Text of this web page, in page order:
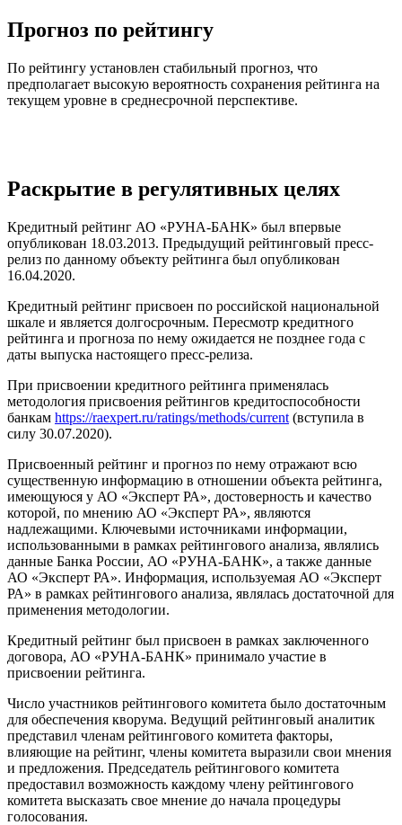
Прогноз по рейтингу
По рейтингу установлен стабильный прогноз, что
предполагает высокую вероятность сохранения рейтинга на
текущем уровне в среднесрочной перспективе.
Раскрытие в регулятивных целях
Кредитный рейтинг АО «РУНА-БАНК» был впервые
опубликован 18.03.2013. Предыдущий рейтинговый пресс-
релиз по данному объекту рейтинга был опубликован
16.04.2020.
Кредитный рейтинг присвоен по российской национальной
шкале и является долгосрочным. Пересмотр кредитного
рейтинга и прогноза по нему ожидается не позднее года с
даты выпуска настоящего пресс-релиза.
При присвоении кредитного рейтинга применялась
методология присвоения рейтингов кредитоспособности
банкам https://raexpert.ru/ratings/methods/current (вступила в
силу 30.07.2020).
Присвоенный рейтинг и прогноз по нему отражают всю
существенную информацию в отношении объекта рейтинга,
имеющуюся у АО «Эксперт РА», достоверность и качество
которой, по мнению АО «Эксперт РА», являются
надлежащими. Ключевыми источниками информации,
использованными в рамках рейтингового анализа, являлись
данные Банка России, АО «РУНА-БАНК», а также данные
АО «Эксперт РА». Информация, используемая АО «Эксперт
РА» в рамках рейтингового анализа, являлась достаточной для
применения методологии.
Кредитный рейтинг был присвоен в рамках заключенного
договора, АО «РУНА-БАНК» принимало участие в
присвоении рейтинга.
Число участников рейтингового комитета было достаточным
для обеспечения кворума. Ведущий рейтинговый аналитик
представил членам рейтингового комитета факторы,
влияющие на рейтинг, члены комитета выразили свои мнения
и предложения. Председатель рейтингового комитета
предоставил возможность каждому члену рейтингового
комитета высказать свое мнение до начала процедуры
голосования.